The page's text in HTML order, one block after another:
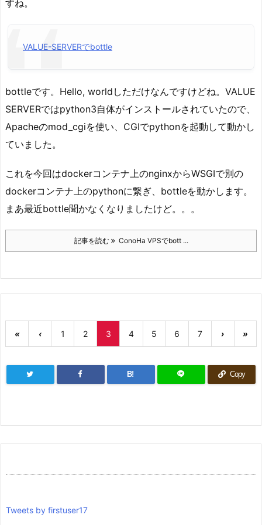
すね。
VALUE-SERVERでbottle
bottleです。Hello, worldしただけなんですけどね。VALUE
SERVERではpython3自体がインストールされていたので、
Apacheのmod_cgiを使い、CGIでpythonを起動して動かし
ていました。
これを今回はdockerコンテナ上のnginxからWSGIで別の
dockerコンテナ上のpythonに繋ぎ、bottleを動かします。
まあ最近bottle聞かなくなりましたけど。。。
記事を読む ConoHa VPSでbott ...
« ‹ 1 2 3 4 5 6 7 › »
B! Copy
Tweets by firstuser17